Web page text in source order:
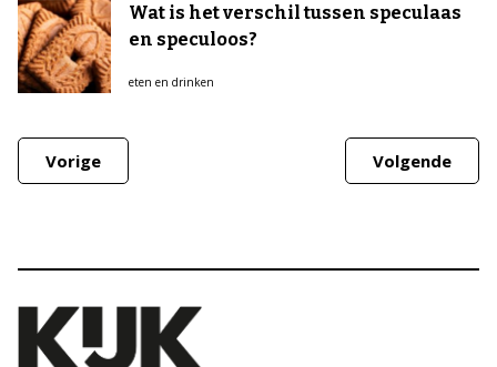
Wat is het verschil tussen speculaas
en speculoos?
eten en drinken
Vorige Volgende